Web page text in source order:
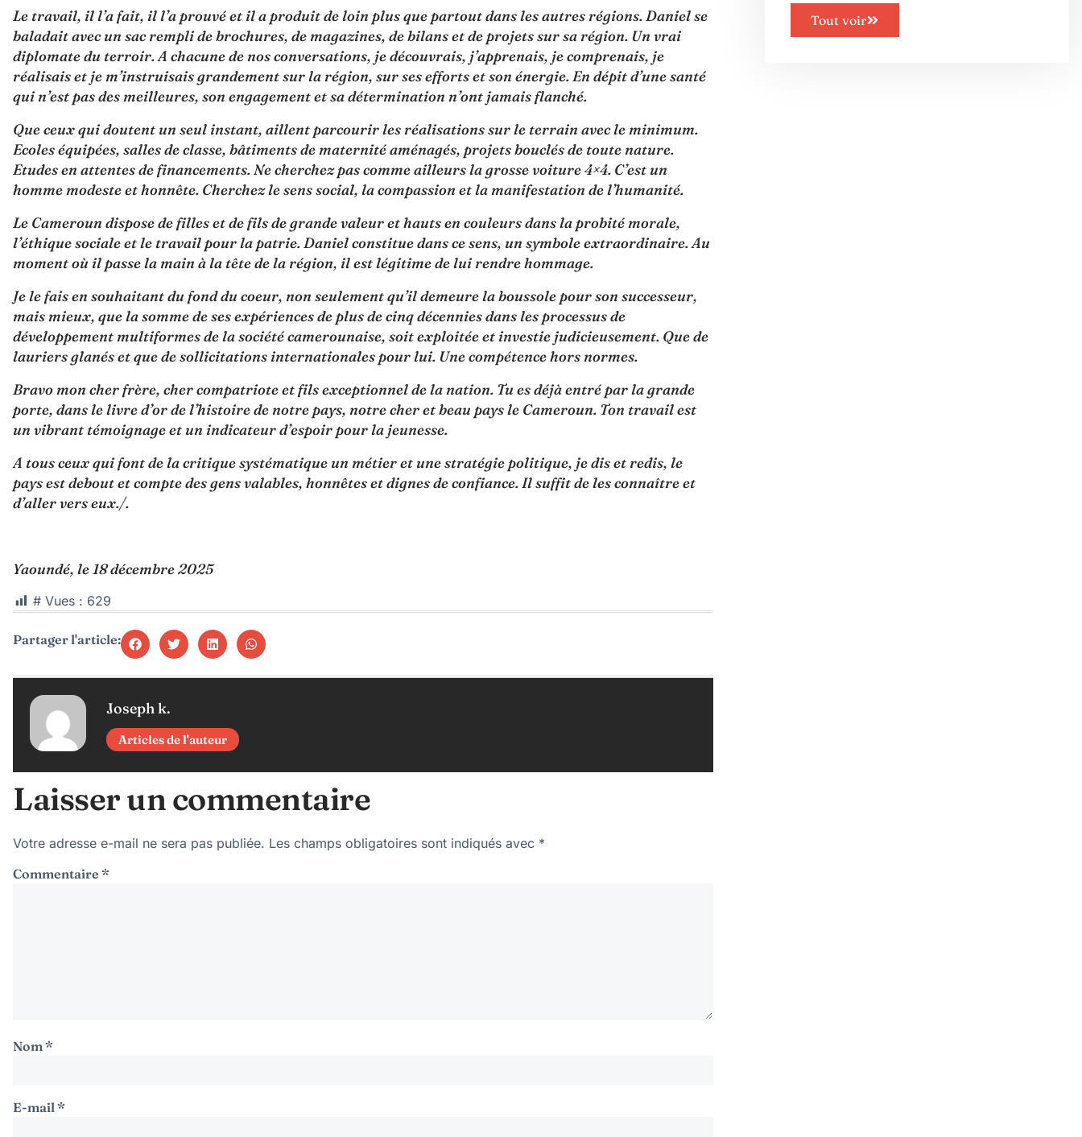
Le travail, il l’a fait, il l’a prouvé et il a produit de loin plus que partout dans les autres régions. Daniel se
baladait avec un sac rempli de brochures, de magazines, de bilans et de projets sur sa région. Un vrai
diplomate du terroir. A chacune de nos conversations, je découvrais, j’apprenais, je comprenais, je
réalisais et je m’instruisais grandement sur la région, sur ses efforts et son énergie. En dépit d’une santé
qui n’est pas des meilleures, son engagement et sa détermination n’ont jamais flanché.
Que ceux qui doutent un seul instant, aillent parcourir les réalisations sur le terrain avec le minimum.
Ecoles équipées, salles de classe, bâtiments de maternité aménagés, projets bouclés de toute nature.
Etudes en attentes de financements. Ne cherchez pas comme ailleurs la grosse voiture 4×4. C’est un
homme modeste et honnête. Cherchez le sens social, la compassion et la manifestation de l’humanité.
Le Cameroun dispose de filles et de fils de grande valeur et hauts en couleurs dans la probité morale,
l’éthique sociale et le travail pour la patrie. Daniel constitue dans ce sens, un symbole extraordinaire. Au
moment où il passe la main à la tête de la région, il est légitime de lui rendre hommage.
Je le fais en souhaitant du fond du coeur, non seulement qu’il demeure la boussole pour son successeur,
mais mieux, que la somme de ses expériences de plus de cinq décennies dans les processus de
développement multiformes de la société camerounaise, soit exploitée et investie judicieusement. Que de
lauriers glanés et que de sollicitations internationales pour lui. Une compétence hors normes.
Bravo mon cher frère, cher compatriote et fils exceptionnel de la nation. Tu es déjà entré par la grande
porte, dans le livre d’or de l’histoire de notre pays, notre cher et beau pays le Cameroun. Ton travail est
un vibrant témoignage et un indicateur d’espoir pour la jeunesse.
A tous ceux qui font de la critique systématique un métier et une stratégie politique, je dis et redis, le
pays est debout et compte des gens valables, honnêtes et dignes de confiance. Il suffit de les connaître et
d’aller vers eux./.
Yaoundé, le 18 décembre 2025
# Vues : 629
Partager l'article:
Joseph k.
Articles de l'auteur
Laisser un commentaire
Votre adresse e-mail ne sera pas publiée. Les champs obligatoires sont indiqués avec *
Commentaire *
Nom *
E-mail *
Tout voir